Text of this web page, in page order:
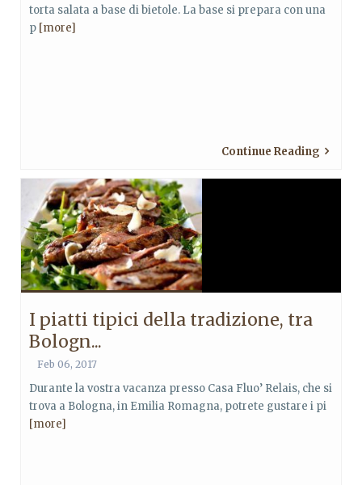
torta salata a base di bietole. La base si prepara con una
p [more]
Continue Reading
I piatti tipici della tradizione, tra
Bologn...
Feb 06, 2017
Durante la vostra vacanza presso Casa Fluo’ Relais, che si
trova a Bologna, in Emilia Romagna, potrete gustare i pi
[more]